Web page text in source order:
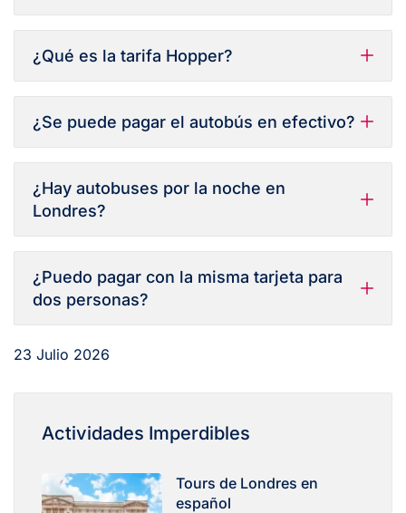
¿Qué es la tarifa Hopper?
¿Se puede pagar el autobús en efectivo?
¿Hay autobuses por la noche en
Londres?
¿Puedo pagar con la misma tarjeta para
dos personas?
23 Julio 2026
Actividades Imperdibles
Tours de Londres en
español